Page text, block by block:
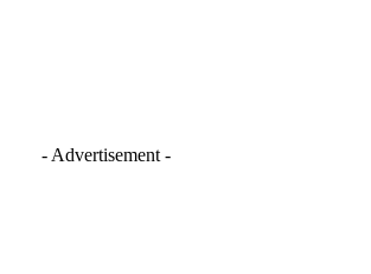
- Advertisement -